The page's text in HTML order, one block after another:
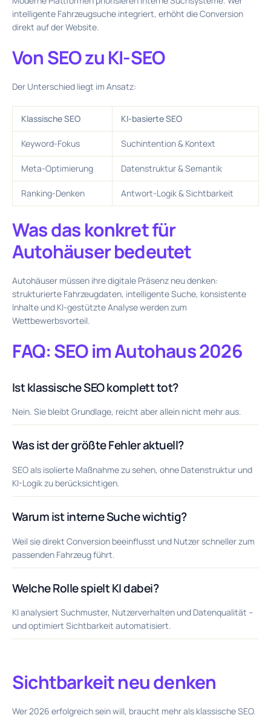
intelligente Fahrzeugsuche integriert, erhöht die Conversion
direkt auf der Website.
Von SEO zu KI-SEO
Der Unterschied liegt im Ansatz:
Klassische SEO KI-basierte SEO
Keyword-Fokus Suchintention & Kontext
Meta-Optimierung Datenstruktur & Semantik
Ranking-Denken Antwort-Logik & Sichtbarkeit
Was das konkret für
Autohäuser bedeutet
Autohäuser müssen ihre digitale Präsenz neu denken:
strukturierte Fahrzeugdaten, intelligente Suche, konsistente
Inhalte und KI-gestützte Analyse werden zum
Wettbewerbsvorteil.
FAQ: SEO im Autohaus 2026
Ist klassische SEO komplett tot?
Nein. Sie bleibt Grundlage, reicht aber allein nicht mehr aus.
Was ist der größte Fehler aktuell?
SEO als isolierte Maßnahme zu sehen, ohne Datenstruktur und
KI-Logik zu berücksichtigen.
Warum ist interne Suche wichtig?
Weil sie direkt Conversion beeinflusst und Nutzer schneller zum
passenden Fahrzeug führt.
Welche Rolle spielt KI dabei?
KI analysiert Suchmuster, Nutzerverhalten und Datenqualität –
und optimiert Sichtbarkeit automatisiert.
Sichtbarkeit neu denken
Wer 2026 erfolgreich sein will, braucht mehr als klassische SEO.